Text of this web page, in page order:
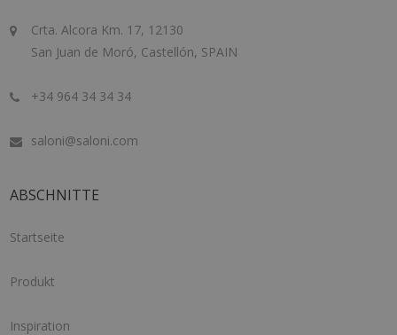
Crta. Alcora Km. 17, 12130
San Juan de Moró, Castellón, SPAIN
+34 964 34 34 34
saloni@saloni.com
ABSCHNITTE
Startseite
Produkt
Inspiration